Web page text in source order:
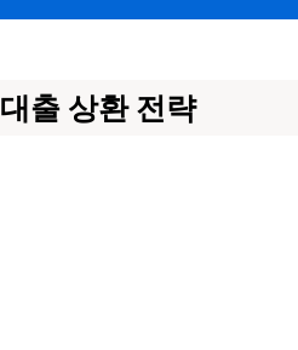
대출 상환 전략